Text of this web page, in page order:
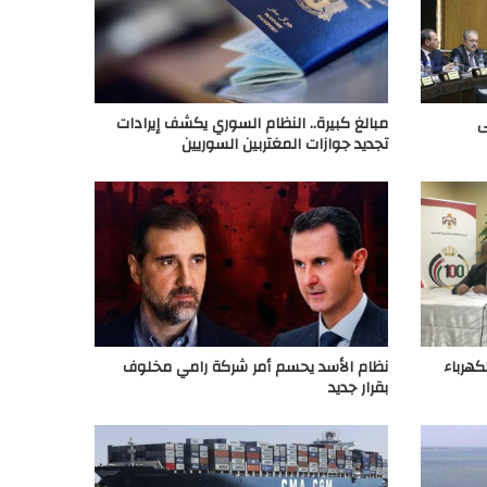
مبالغ كبيرة.. النظام السوري يكشف إيرادات
تجديد جوازات المغتربين السوريين
نظام الأسد يحسم أمر شركة رامي مخلوف
بقرار جديد